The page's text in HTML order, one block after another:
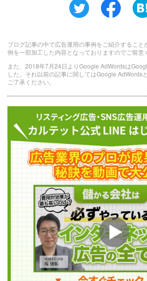
ブログ記事の中で広告運用の事例をご紹介するこ
例を一部加工した内容となっておりますのでご留意
また、2018年7月24日よりGoogle AdWordsは
した。それ以前の記事に関してはGoogle AdWords
ご了承ください。